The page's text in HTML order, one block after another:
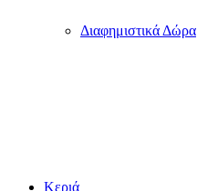
Διαφημιστικά Δώρα
Κεριά